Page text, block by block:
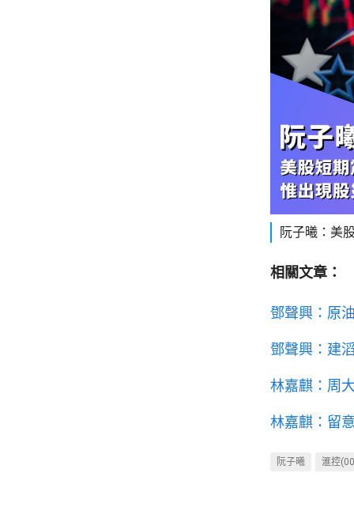
阮子曦：美
相關文章：
鄧聲興：原
鄧聲興：建
林嘉麒：周
林嘉麒：留
阮子曦 滙控